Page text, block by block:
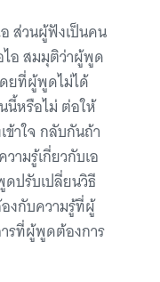
ส่วนผู้ฟังเป็นคน
ไอ สมมุติว่าผู้พูด
ดยที่ผู้พูดไม่ได้
นี้หรือไม่ ต่อให้
ข้าใจ กลับกันถ้า
มรู้เกี่ยวกับเอ
ปรับเปลี่ยนวิธี
งกับความรู้ที่ผู้
รที่ผู้พูดต้องการ